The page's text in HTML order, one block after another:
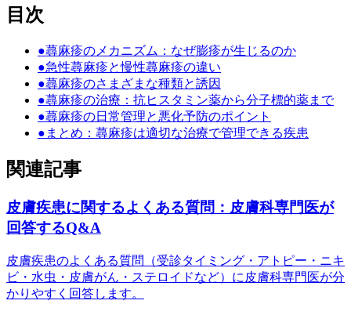
目次
●蕁麻疹のメカニズム：なぜ膨疹が生じるのか
●急性蕁麻疹と慢性蕁麻疹の違い
●蕁麻疹のさまざまな種類と誘因
●蕁麻疹の治療：抗ヒスタミン薬から分子標的薬まで
●蕁麻疹の日常管理と悪化予防のポイント
● まとめ：蕁麻疹は適切な治療で管理できる疾患
関連記事
皮膚疾患に関するよくある質問：皮膚科専門医が
回答するQ&A
皮膚疾患のよくある質問（受診タイミング・アトピー・ニキ
ビ・水虫・皮膚がん・ステロイドなど）に皮膚科専門医が分
かりやすく回答します。